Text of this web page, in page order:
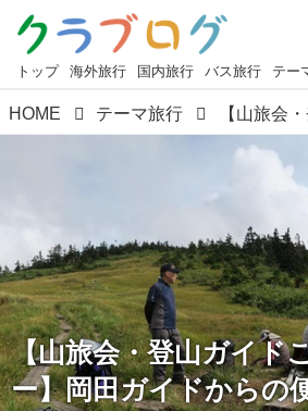
トップ 海外旅行 国内旅行 バス旅行 テー
HOME テーマ旅行
【山旅会・登山ガイド
ー】岡田ガイドからの